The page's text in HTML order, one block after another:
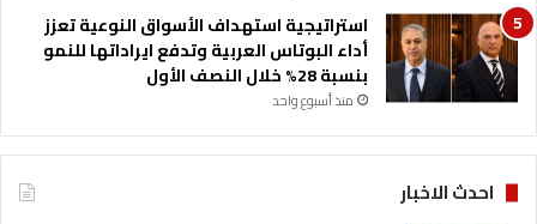
ك
و
ن
ل
أ
ع
استراتيجية استهداف الأسواق النوعية تعزز
أداء البوتاس العربية وتدفع ايراداتها للنمو
بنسبة 28% خلال النصف الأول
منذ أسبوع واحد
احدث الاخبار